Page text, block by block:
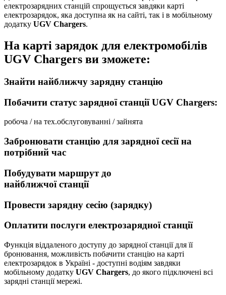
електрозарядних станцій спрощується завдяки карті
електрозарядок, яка доступна як на сайті, так і в мобільному
додатку UGV Chargers.
На карті зарядок для електромобілів
UGV Chargers ви зможете:
Знайти найближчу зарядну станцію
Побачити статус зарядної станції UGV Chargers:
робоча / на тех.обслуговуванні / зайнята
Забронювати станцію для зарядної сесії на
потрібний чаc
Побудувати маршрут до
найближчої станції
Провести зарядну сесію (зарядку)
Оплатити послуги електрозарядної станції
Функція віддаленого доступу до зарядної станції для її
бронювання, можливість побачити станцію на карті
електрозарядок в Україні - доступні водіям завдяки
мобільному додатку UGV Chargers, до якого підключені всі
зарядні станції мережі.